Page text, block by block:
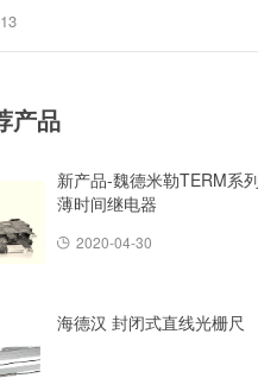
产品
新产品-魏德米勒TERM系
薄时间继电器
2020-04-30
海德汉 封闭式直线光栅尺